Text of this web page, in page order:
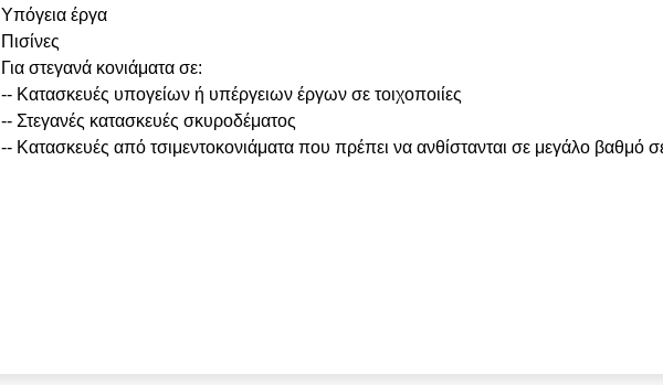
Υπόγεια έργα
Πισίνες
Για στεγανά κονιάματα σε:
-- Κατασκευές υπογείων ή υπέργειων έργων σε τοιχοποιίες
-- Στεγανές κατασκευές σκυροδέματος
-- Κατασκευές από τσιμεντοκονιάματα που πρέπει να ανθίστανται σε μεγάλο βαθμό